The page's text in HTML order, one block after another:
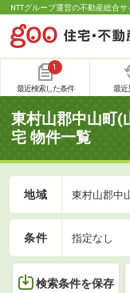
NTTグループ運営の不動産総合
1
最近検索した条件 最近
東村山郡中山町(
宅 物件一覧
地域 東村山郡中
条件 指定なし
検索条件を保存